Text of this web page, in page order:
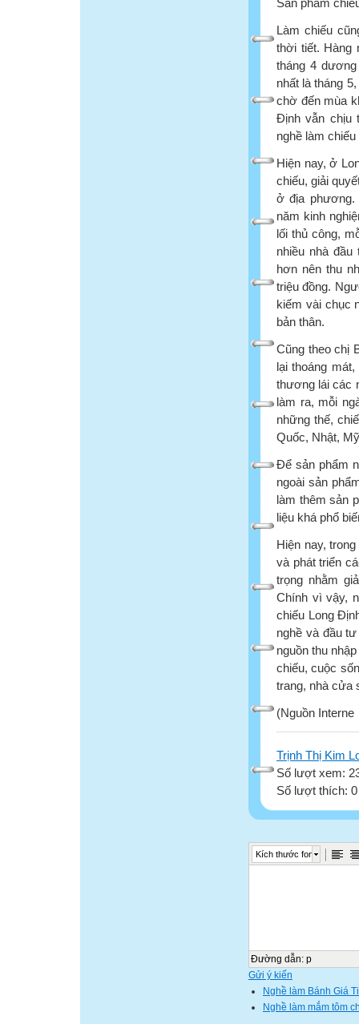
Sản phẩm
Làm chiếu
thời tiết. Hàng
tháng 4
nhất là tháng
chờ đến mùa
Định vẫn chịu
nghề làm
Hiện nay, ở
chiếu, giải
ở địa phương.
năm kinh
lối thủ công,
nhiều nhà
hơn nên thu
triệu đồng.
kiếm vài chục
bản thân.
Cũng theo chị
lại thoáng
thương lái các
làm ra, mỗi
những thế,
Quốc, Nhật,
Để sản phẩm
ngoài sản
làm thêm sản
liệu khá phổ
Hiện nay,
và phát triển
trọng nhằm
Chính vì vậy,
chiếu Long
nghề và đầu
nguồn thu
chiếu, cuộc
trang, nhà cửa
(Nguồn Interne
Trịnh Thị Kim
Số lượt xem:
Số lượt thích:
Kích thước font
Đường dẫn: p
Gửi ý kiến
Nghề làm Bánh Giá
Nghề làm mắm tôm